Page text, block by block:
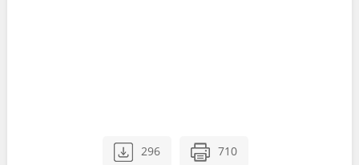
296 710